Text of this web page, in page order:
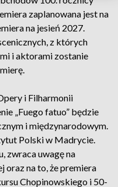
zaplanowana jest na
na jesień 2027.
z których
i aktorami zostanie
i Filharmonii
„Fuego fatuo” będzie
i międzynarodowym.
Polski w Madrycie.
zwraca uwagę na
oraz na to, że premiera
Chopinowskiego i 50-